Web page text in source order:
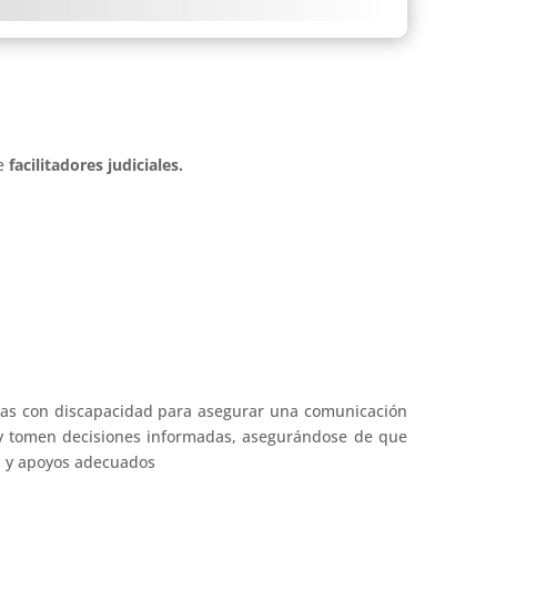
facilitadores judiciales.
con discapacidad para asegurar una comunicación
decisiones informadas, asegurándose de que
apoyos adecuados